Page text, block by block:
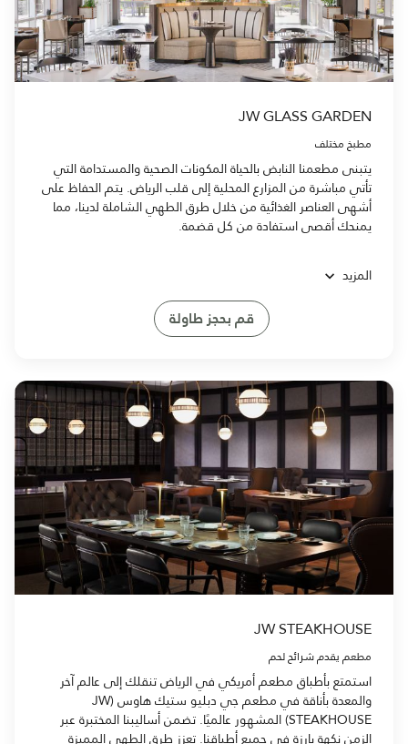
JW GLASS GARDEN
مطبخ مختلف
يتبنى مطعمنا النابض بالحياة المكونات الصحية والمستدامة التي
تأتي مباشرة من المزارع المحلية إلى قلب الرياض. يتم الحفاظ على
أشهى العناصر الغذائية من خلال طرق الطهي الشاملة لدينا، مما
يمنحك أقصى استفادة من كل قضمة.
المزيد
قم بحجز طاولة
JW STEAKHOUSE
مطعم يقدم شرائح لحم
استمتع بأطباق مطعم أمريكي في الرياض تنقلك إلى عالم آخر
والمعدة بأناقة في مطعم جي دبليو ستيك هاوس (JW
STEAKHOUSE) المشهور عالميًا. تضمن أساليبنا المختبرة عبر
الزمن نكهة بارزة في جميع أطباقنا. تعزز طرق الطهي المميزة